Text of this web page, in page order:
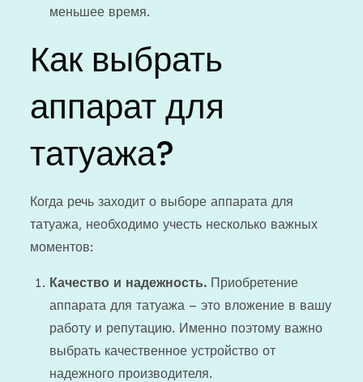
меньшее время.
Как выбрать
аппарат для
татуажа?
Когда речь заходит о выборе аппарата для
татуажа, необходимо учесть несколько важных
моментов:
Качество и надежность. Приобретение
аппарата для татуажа – это вложение в вашу
работу и репутацию. Именно поэтому важно
выбрать качественное устройство от
надежного производителя.